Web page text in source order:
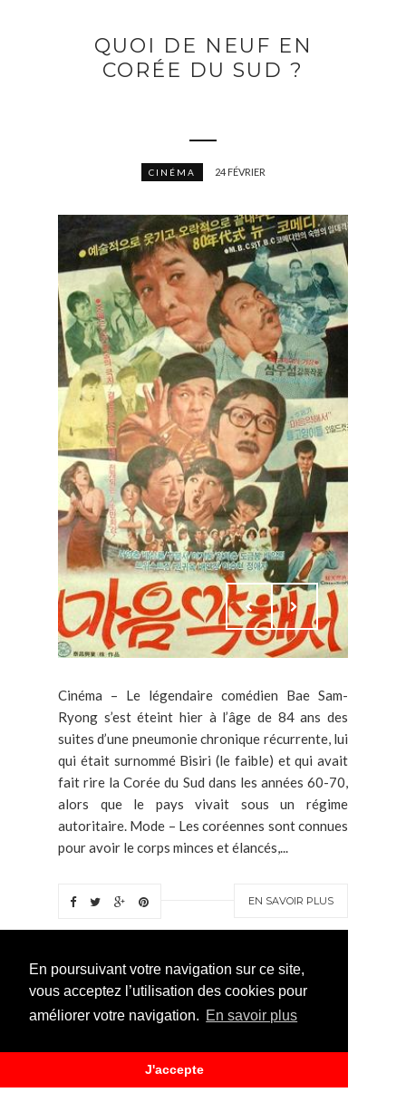
En poursuivant votre navigation sur ce site,
vous acceptez l’utilisation des cookies pour
améliorer votre navigation. En savoir plus
J'accepte
QUOI DE NEUF EN
CORÉE DU SUD ?
CINÉMA 24 FÉVRIER
Cinéma – Le légendaire comédien Bae Sam-
Ryong s’est éteint hier à l’âge de 84 ans des
suites d’une pneumonie chronique récurrente, lui
qui était surnommé Bisiri (le faible) et qui avait
fait rire la Corée du Sud dans les années 60-70,
alors que le pays vivait sous un régime
autoritaire. Mode – Les coréennes sont connues
pour avoir le corps minces et élancés,...
EN SAVOIR PLUS
SÉOUL FINANCE LES
CORÉENS